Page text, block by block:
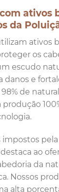
ativos
da
ativos
os
escudo
danos e
de
impostos
ao
da
Nossos
alta